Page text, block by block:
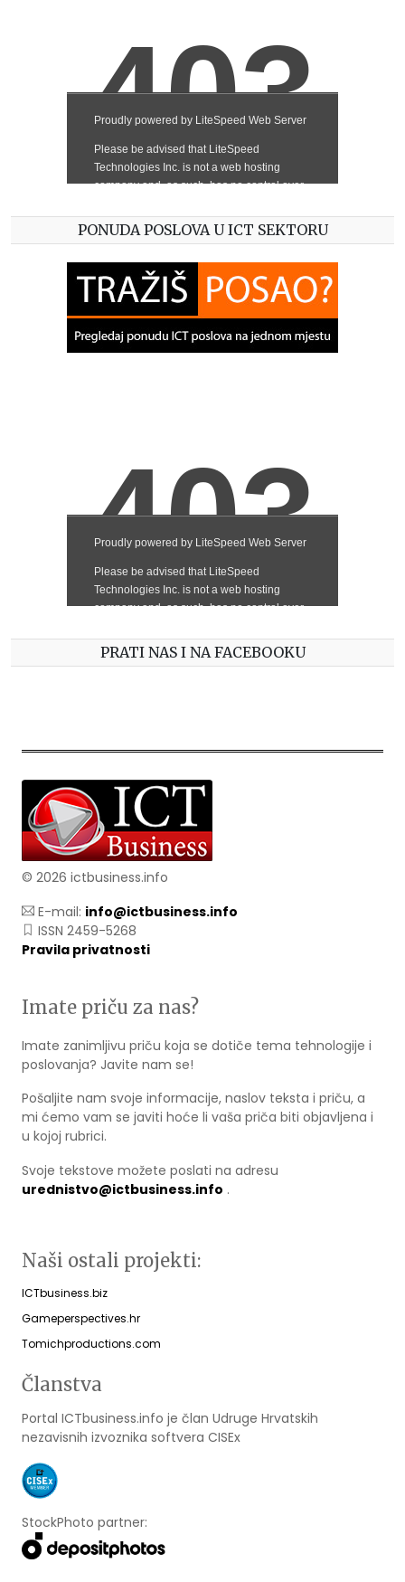
PONUDA POSLOVA U ICT SEKTORU
PRATI NAS I NA FACEBOOKU
© 2026 ictbusiness.info
E-mail: info@ictbusiness.info
ISSN 2459-5268
Pravila privatnosti
Imate priču za nas?
Imate zanimljivu priču koja se dotiče tema tehnologije i
poslovanja? Javite nam se!
Pošaljite nam svoje informacije, naslov teksta i priču, a
mi ćemo vam se javiti hoće li vaša priča biti objavljena i
u kojoj rubrici.
Svoje tekstove možete poslati na adresu
urednistvo@ictbusiness.info .
Naši ostali projekti:
ICTbusiness.biz
Gameperspectives.hr
Tomichproductions.com
Članstva
Portal ICTbusiness.info je član Udruge Hrvatskih
nezavisnih izvoznika softvera CISEx
StockPhoto partner: